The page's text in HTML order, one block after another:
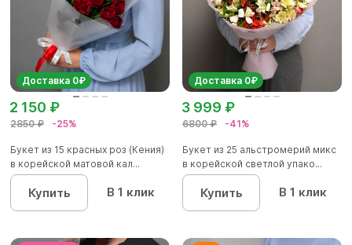
Доставка 0₽
2850 ₽ -25%
2 150 ₽
Букет из 15 красных роз (Кения)
в корейской матовой кал...
Купить В 1 клик
Доставка 0₽
6800 ₽ -41%
3 999 ₽
Букет из 25 альстромерий микс
в корейской светлой упако...
Купить В 1 клик